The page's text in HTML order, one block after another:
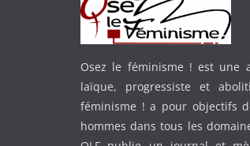
Osez le féminisme ! est une
laïque, progressiste et
féminisme ! a pour objectifs
hommes dans tous les